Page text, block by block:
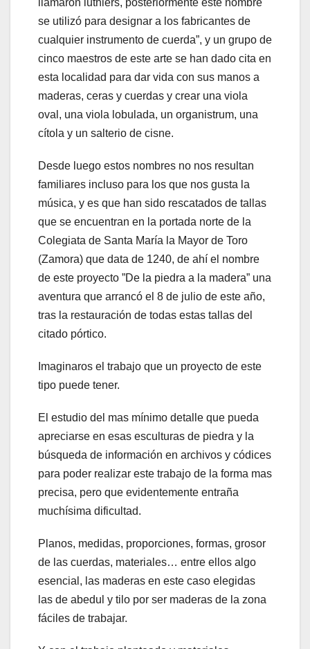
llamaron luthiers, posteriormente este nombre
se utilizó para designar a los fabricantes de
cualquier instrumento de cuerda”, y un grupo de
cinco maestros de este arte se han dado cita en
esta localidad para dar vida con sus manos a
maderas, ceras y cuerdas y crear una viola
oval, una viola lobulada, un organistrum, una
cítola y un salterio de cisne.
Desde luego estos nombres no nos resultan
familiares incluso para los que nos gusta la
música, y es que han sido rescatados de tallas
que se encuentran en la portada norte de la
Colegiata de Santa María la Mayor de Toro
(Zamora) que data de 1240, de ahí el nombre
de este proyecto ”De la piedra a la madera” una
aventura que arrancó el 8 de julio de este año,
tras la restauración de todas estas tallas del
citado pórtico.
Imaginaros el trabajo que un proyecto de este
tipo puede tener.
El estudio del mas mínimo detalle que pueda
apreciarse en esas esculturas de piedra y la
búsqueda de información en archivos y códices
para poder realizar este trabajo de la forma mas
precisa, pero que evidentemente entraña
muchísima dificultad.
Planos, medidas, proporciones, formas, grosor
de las cuerdas, materiales… entre ellos algo
esencial, las maderas en este caso elegidas
las de abedul y tilo por ser maderas de la zona
fáciles de trabajar.